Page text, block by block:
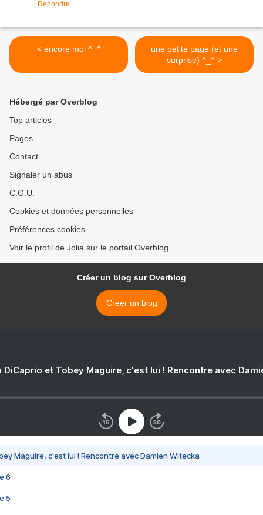
Répondre
< encore moi ^_^
une petite page (et une
surprise) ^_^ >
Hébergé par Overblog
Top articles
Pages
Contact
Signaler un abus
C.G.U.
Cookies et données personnelles
Préférences cookies
Voir le profil de Jolia sur le portail Overblog
Créer un blog sur Overblog
Créer un blog
DiCaprio et Tobey Maguire, c'est lui ! Rencontre avec
Maguire, c'est lui ! Rencontre avec Damien Witecka
6
5